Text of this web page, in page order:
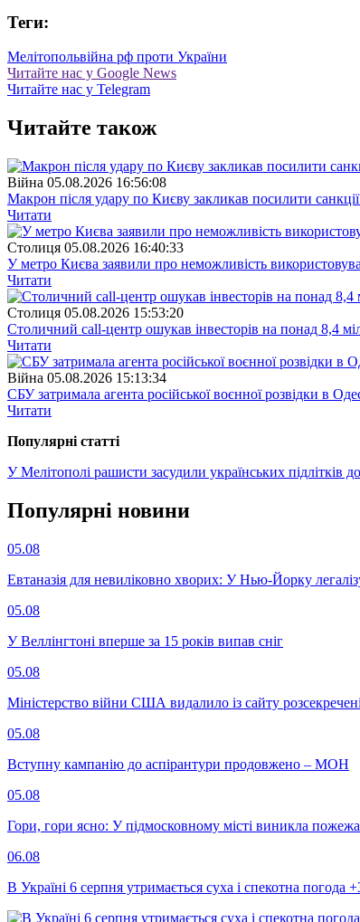
Теги:
Мелітопольвійна рф проти України
Читайте нас у Google News
Читайте нас у Telegram
Читайте також
Війна 05.08.2026 16:56:08
Макрон після удару по Києву закликав посилити санкції
Читати
Столиця 05.08.2026 16:40:33
У метро Києва заявили про неможливість
Читати
Столиця 05.08.2026 15:53:20
Столичний call-центр ошукав інвесторів на понад 8,4
Читати
Війна 05.08.2026 15:13:34
СБУ затримала агента російської воєнної розвідки в
Читати
Популярнi статтi
У Мелітополі рашисти засудили українських підлітків
Популярнi новини
05.08
Евтаназія для невиліковно хворих: У Нью-Йорку
05.08
У Веллінгтоні вперше за 15 років випав сніг
05.08
Міністерство війни США видалило із сайту
05.08
Вступну кампанію до аспірантури продовжено – МОН
05.08
Гори, гори ясно: У підмосковному місті виникла
06.08
В Україні 6 серпня утримається суха і спекотна погода